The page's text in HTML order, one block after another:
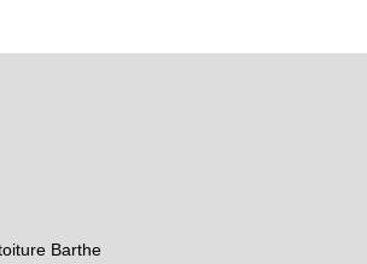
Barthe